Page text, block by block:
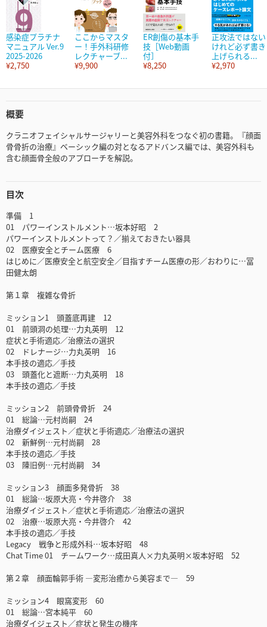
感染症プラチナ
マニュアル Ver.9
2025-2026
¥2,750
ここからマスタ
ー！手外科研修
レクチャーブ...
¥9,900
ER創傷の基本手
技［Web動画
付］
¥8,250
正攻法ではない
けれど必ず書き
上げられる...
¥2,970
概要
クラニオフェイシャルサージャリーと美容外科をつなぐ初の書籍。『顔面
骨骨折の治療』ベーシック編の対となるアドバンス編では、美容外科も
含む顔面骨全般のアプローチを解説。
目次
準備 1
01 パワーインストルメント…坂本好昭 2
パワーインストルメントって？／揃えておきたい器具
02 医療安全とチーム医療 6
はじめに／医療安全と航空安全／目指すチーム医療の形／おわりに…冨
田健太朗
第１章 複雑な骨折
ミッション1 頭蓋底再建 12
01 前頭洞の処理…力丸英明 12
症状と手術適応／治療法の選択
02 ドレナージ…力丸英明 16
本手技の適応／手技
03 頭蓋化と遮断…力丸英明 18
本手技の適応／手技
ミッション2 前頭骨骨折 24
01 総論…元村尚嗣 24
治療ダイジェスト／症状と手術適応／治療法の選択
02 新鮮例…元村尚嗣 28
本手技の適応／手技
03 陳旧例…元村尚嗣 34
ミッション3 顔面多発骨折 38
01 総論…坂原大亮・今井啓介 38
治療ダイジェスト／症状と手術適応／治療法の選択
02 治療…坂原大亮・今井啓介 42
本手技の適応／手技
Legacy 戦争と形成外科…坂本好昭 48
Chat Time 01 チームワーク…成田真人×力丸英明×坂本好昭 52
第２章 顔面輪郭手術 ―変形治癒から美容まで― 59
ミッション4 眼窩変形 60
01 総論…宮本純平 60
治療ダイジェスト／症状と発生の機序